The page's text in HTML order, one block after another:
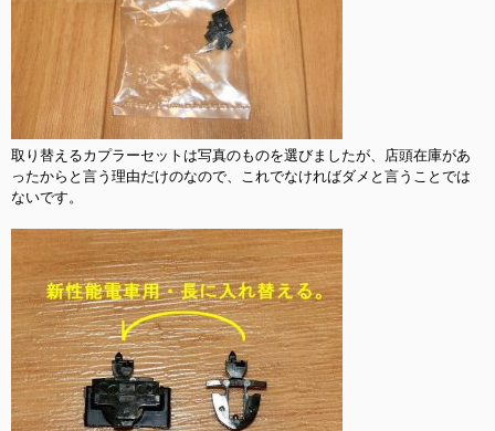
取り替えるカプラーセットは写真のものを選びましたが、店頭在庫があ
ったからと言う理由だけのなので、これでなければダメと言うことでは
ないです。